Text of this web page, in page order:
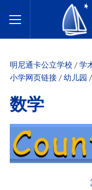
Toggle Menu
明尼通卡公立学校
明尼通卡公立学校 /学
小学网页链接/幼儿园 /
数学